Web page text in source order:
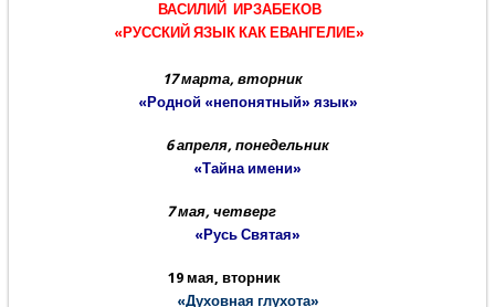
ВАСИЛИЙ ИРЗАБЕКОВ
«РУССКИЙ ЯЗЫК КАК ЕВАНГЕЛИЕ»
17 марта, вторник
«Родной «непонятный» язык»
6 апреля, понедельник
«Тайна имени»
7 мая, четверг
«Русь Святая»
19 мая, вторник
«Духовная глухота»